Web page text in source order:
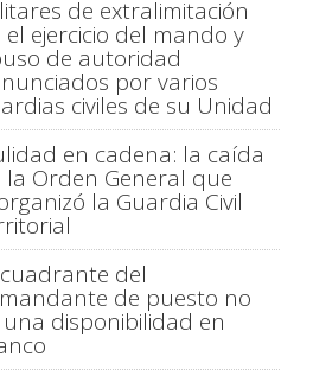
de extralimitación
el ejercicio del mando y
de autoridad
por varios
civiles de su Unidad
en cadena: la caída
la Orden General que
la Guardia Civil
del
de puesto no
una disponibilidad en